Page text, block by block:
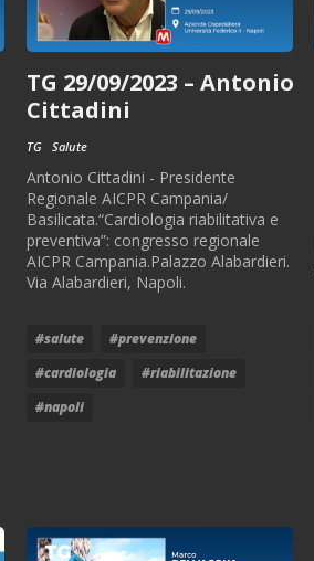
TG 29/09/2023 – Antonio
Cittadini
TG Salute
Antonio Cittadini - Presidente
Regionale AICPR Campania/
Basilicata.“Cardiologia riabilitativa e
preventiva”: congresso regionale
AICPR Campania.Palazzo Alabardieri.
Via Alabardieri, Napoli.
#salute
#prevenzione
#cardiologia
#riabilitazione
#napoli